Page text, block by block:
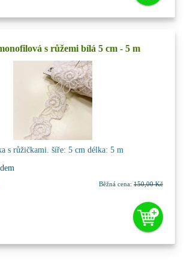
s růžemi bílá 5 cm - 5 m
s růžičkami. šíře: 5 cm délka: 5 m
Běžná cena: 150,00 Kč